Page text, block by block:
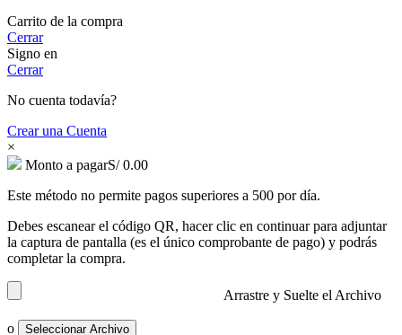
Carrito de la compra
Cerrar
Signo en
Cerrar
No cuenta todavía?
Crear una Cuenta
×
Monto a pagarS/0.00
Este método no permite pagos superiores a 500 por día.
Debes escanear el código QR, hacer clic en continuar para adjuntar
la captura de pantalla (es el único comprobante de pago) y podrás
completar la compra.
Arrastre y Suelte el Archivo
o Seleccionar Archivo